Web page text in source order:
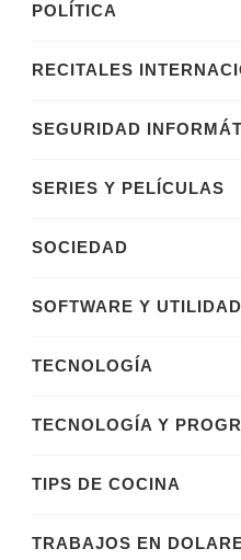
POLÍTICA
RECITALES
SEGURIDAD
SERIES Y PELÍCULAS
SOCIEDAD
SOFTWARE Y
TECNOLOGÍA
TECNOLOGÍA Y
TIPS DE COCINA
TRABAJOS EN